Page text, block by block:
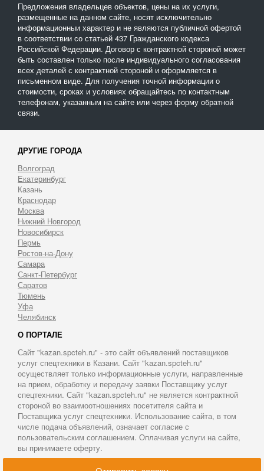
Предложения владельцев объектов, цены на их услуги,
размещенные на данном сайте, носят исключительно
информационныи характер и не являются публичной офертой
в соответствии со статьей 437 Гражданского кодекса
Российской Федерации. Договор с контрактной стороной может
быть составлен только после индивидуального согласования
всех деталей с контрактной стороной и оформляется в
письменном виде. Для получения точной информации о
стоимости, сроках и условиях обращайтесь по контактным
телефонам, указанным на сайте или через форму обратной
связи.
ДРУГИЕ ГОРОДА
Волгоград
Екатеринбург
Казань
Краснодар
Москва
Нижний Новгород
Новосибирск
Пермь
Ростов-на-Дону
Самара
Санкт-Петербург
Саратов
Тюмень
Уфа
Челябинск
О ПОРТАЛЕ
Сайт "kazan.spcteh.ru" - это сайт объявлений поставщиков
услуг спецтехники в Казани. Сайт "kazan.spcteh.ru"
осуществляет только информационные услуги, направленные
на прием, обработку и передачу заявки Поставщику услуг
спецтехники. Сайт "kazan.spcteh.ru" не является контрактной
стороной во взаимоотношениях посетителя сайта и
Поставщика услуг спецтехники. Использование сайта, в том
числе подача объявлений, означает согласие с
пользовательским соглашением. Оплачивая услуги на сайте,
вы принимаете оферту.
© 2011-2026 Аренда спецтехники в Казани